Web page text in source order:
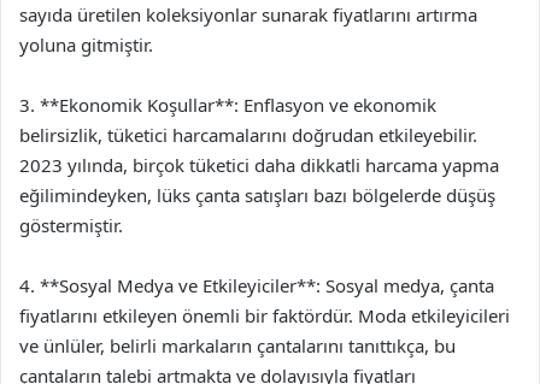
sayıda üretilen koleksiyonlar sunarak fiyatlarını artırma
yoluna gitmiştir.
3. **Ekonomik Koşullar**: Enflasyon ve ekonomik
belirsizlik, tüketici harcamalarını doğrudan etkileyebilir.
2023 yılında, birçok tüketici daha dikkatli harcama yapma
eğilimindeyken, lüks çanta satışları bazı bölgelerde düşüş
göstermiştir.
4. **Sosyal Medya ve Etkileyiciler**: Sosyal medya, çanta
fiyatlarını etkileyen önemli bir faktördür. Moda etkileyicileri
ve ünlüler, belirli markaların çantalarını tanıttıkça, bu
çantaların talebi artmakta ve dolayısıyla fiyatları